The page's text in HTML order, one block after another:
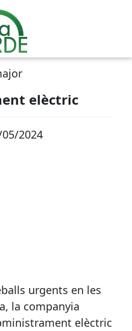
elèctric
2024
urgents en les
la companyia
elèctric